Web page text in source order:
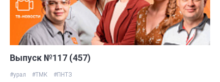
Выпуск №117 (457)
#урал #ТМК #ПНТЗ